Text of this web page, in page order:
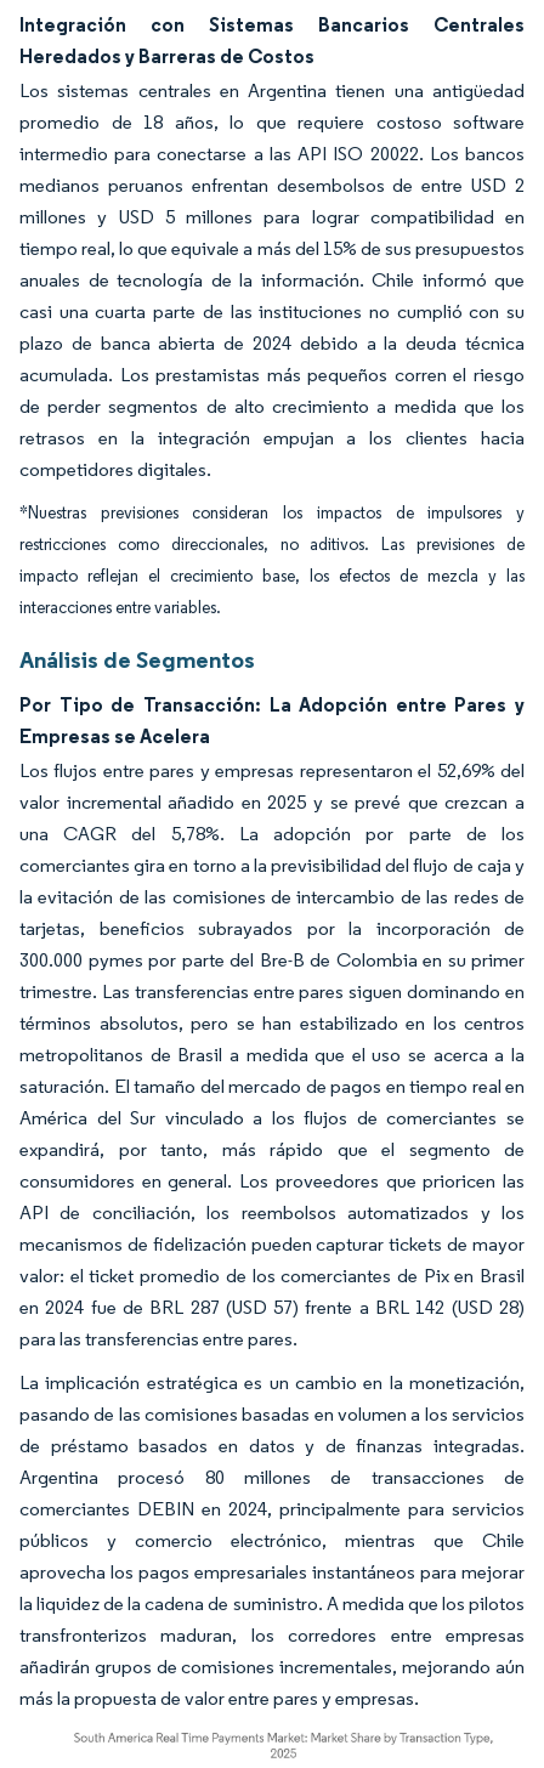
Integración con Sistemas Bancarios Centrales
Heredados y Barreras de Costos
Los sistemas centrales en Argentina tienen una antigüedad
promedio de 18 años, lo que requiere costoso software
intermedio para conectarse a las API ISO 20022. Los bancos
medianos peruanos enfrentan desembolsos de entre USD 2
millones y USD 5 millones para lograr compatibilidad en
tiempo real, lo que equivale a más del 15% de sus presupuestos
anuales de tecnología de la información. Chile informó que
casi una cuarta parte de las instituciones no cumplió con su
plazo de banca abierta de 2024 debido a la deuda técnica
acumulada. Los prestamistas más pequeños corren el riesgo
de perder segmentos de alto crecimiento a medida que los
retrasos en la integración empujan a los clientes hacia
competidores digitales.
*Nuestras previsiones consideran los impactos de impulsores y
restricciones como direccionales, no aditivos. Las previsiones de
impacto reflejan el crecimiento base, los efectos de mezcla y las
interacciones entre variables.
Análisis de Segmentos
Por Tipo de Transacción: La Adopción entre Pares y
Empresas se Acelera
Los flujos entre pares y empresas representaron el 52,69% del
valor incremental añadido en 2025 y se prevé que crezcan a
una CAGR del 5,78%. La adopción por parte de los
comerciantes gira en torno a la previsibilidad del flujo de caja y
la evitación de las comisiones de intercambio de las redes de
tarjetas, beneficios subrayados por la incorporación de
300.000 pymes por parte del Bre-B de Colombia en su primer
trimestre. Las transferencias entre pares siguen dominando en
términos absolutos, pero se han estabilizado en los centros
metropolitanos de Brasil a medida que el uso se acerca a la
saturación. El tamaño del mercado de pagos en tiempo real en
América del Sur vinculado a los flujos de comerciantes se
expandirá, por tanto, más rápido que el segmento de
consumidores en general. Los proveedores que prioricen las
API de conciliación, los reembolsos automatizados y los
mecanismos de fidelización pueden capturar tickets de mayor
valor: el ticket promedio de los comerciantes de Pix en Brasil
en 2024 fue de BRL 287 (USD 57) frente a BRL 142 (USD 28)
para las transferencias entre pares.
La implicación estratégica es un cambio en la monetización,
pasando de las comisiones basadas en volumen a los servicios
de préstamo basados en datos y de finanzas integradas.
Argentina procesó 80 millones de transacciones de
comerciantes DEBIN en 2024, principalmente para servicios
públicos y comercio electrónico, mientras que Chile
aprovecha los pagos empresariales instantáneos para mejorar
la liquidez de la cadena de suministro. A medida que los pilotos
transfronterizos maduran, los corredores entre empresas
añadirán grupos de comisiones incrementales, mejorando aún
más la propuesta de valor entre pares y empresas.